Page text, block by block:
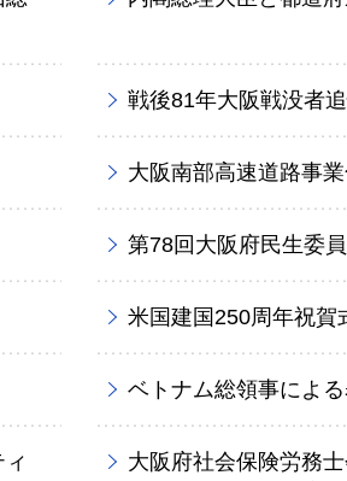
戦後81年大阪戦没者
大阪南部高速道路事
第78回大阪府民生委
米国建国250周年祝賀
ベトナム総領事によ
大阪府社会保険労務